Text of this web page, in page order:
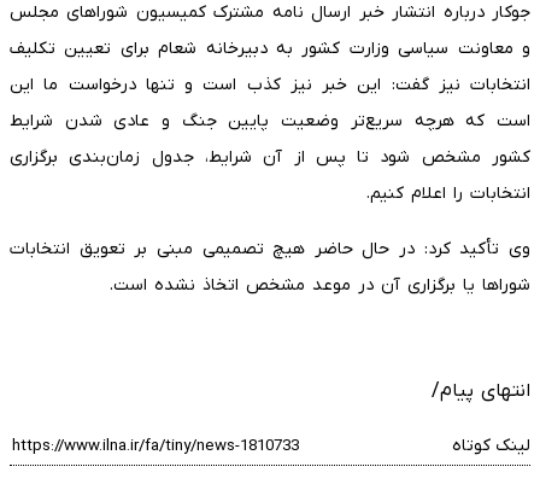
جوکار درباره انتشار خبر ارسال نامه‌ مشترک کمیسیون شوراهای مجلس
و معاونت سیاسی وزارت کشور به دبیرخانه شعام برای تعیین تکلیف
انتخابات نیز گفت: این خبر نیز کذب است و تنها درخواست ما این
است که هرچه سریع‌تر وضعیت پایین جنگ و عادی شدن شرایط
کشور مشخص شود تا پس از آن شرایط، جدول زمان‌بندی برگزاری
انتخابات را اعلام کنیم.
وی تأکید کرد: در حال حاضر هیچ تصمیمی مبنی بر تعویق انتخابات
شوراها یا برگزاری آن در موعد مشخص اتخاذ نشده است.
انتهای پیام/
لینک کوتاه